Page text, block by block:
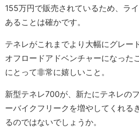
155万円で販売されているため、ラ
あることは確かです。
テネレがこれまでより大幅にグレー
オフロードアドベンチャーになった
にとって非常に嬉しいこと。
新型テネレ700が、新たにテネレの
ーバイクフリークを増やしてくれる
るのではないでしょうか。